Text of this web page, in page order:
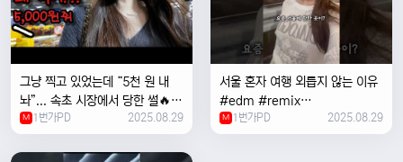
그냥 찍고 있었는데 “5천 원 내
놔”... 속초 시장에서 당한 썰🔥
M 1번가PD 2025.08.29
서울 혼자 여행 외릅지 않는 이유
#edm #remix
#electronicmusic #singer
#newmusic #music #여행
M 1번가PD 2025.08.29